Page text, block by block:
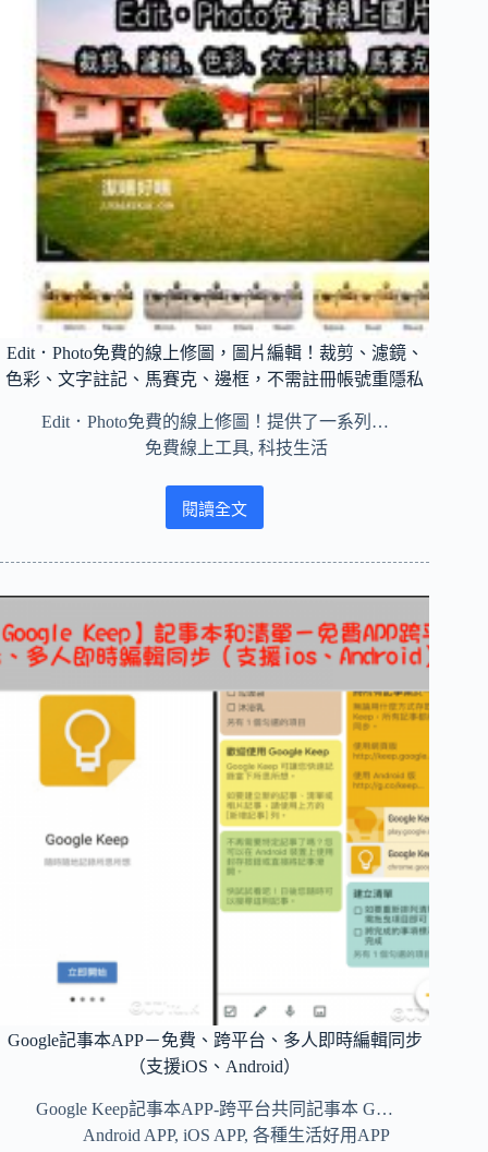
片
去
背
APP！
手
機
照
片
快
速
去
背、
合
成、
路
人
更
換
Edit．Photo免費的線上修圖，圖片編輯！裁剪、濾鏡、
色彩、文字註記、馬賽克、邊框，不需註冊帳號重隱私
Edit．Photo免費的線上修圖！提供了一系列…
免費線上工具,科技生活
閱讀全文
Edit．
免
線
上
圖，
圖
片
編
輯！
裁
剪、
濾
鏡、
色
記、
馬
賽
邊
框，
Google記事本APP－免費、跨平台、多人即時編輯同步
（支援iOS、Android）
Google Keep記事本APP-跨平台共同記事本 G…
Android APP,iOS APP,各種生活好用APP